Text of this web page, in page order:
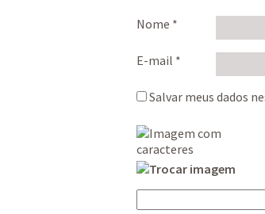
Nome *
E-mail *
Salvar meus dados